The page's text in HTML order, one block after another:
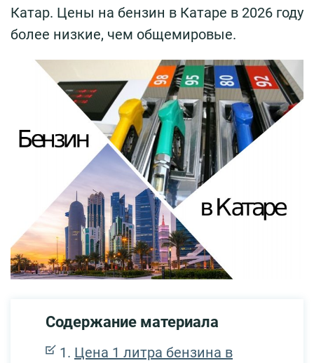
Катар. Цены на бензин в Катаре в 2026 году
более низкие, чем общемировые.
Содержание материала
Цена 1 литра бензина в